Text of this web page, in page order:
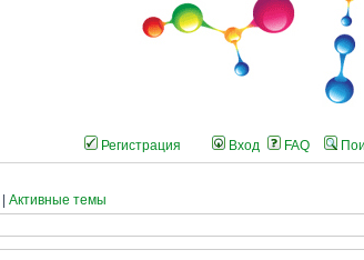
Регистрация Вход FAQ
Активные темы